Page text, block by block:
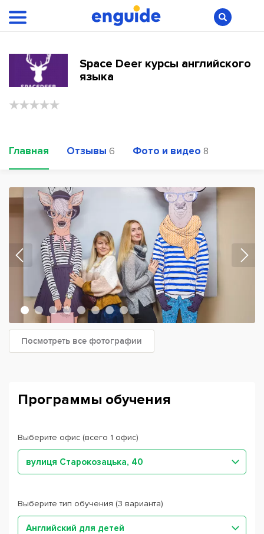
Space Deer курсы английского
языка
Главная Отзывы 6 Фото и видео 8
Посмотреть все фотографии
Программы обучения
Выберите офис (всего 1 офис)
вулиця Старокозацька, 40
Выберите тип обучения (3 варианта)
Английский для детей